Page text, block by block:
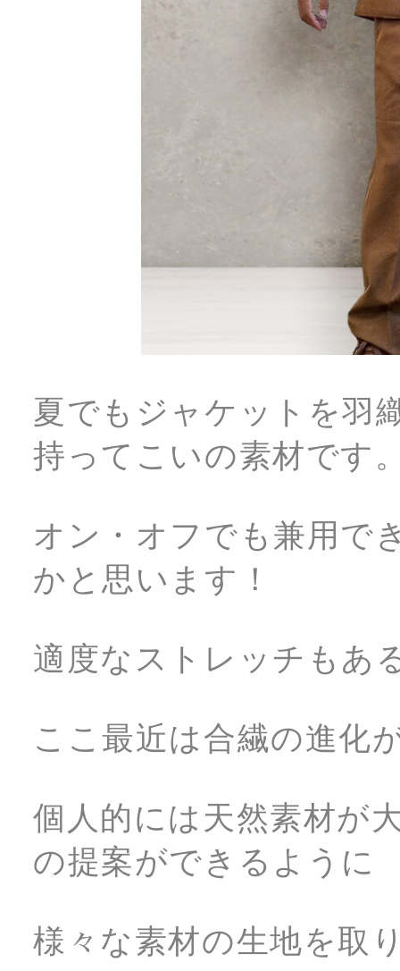
夏でもジャケットを羽
持ってこいの素材です
オン・オフでも兼用で
かと思います！
適度なストレッチもあ
ここ最近は合繊の進化
個人的には天然素材が
の提案ができるように
様々な素材の生地を取